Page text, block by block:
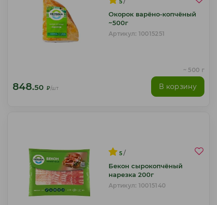
Окорок варёно-копчёный
~500г
Артикул: 10015251
~ 500 г
848.50 ₽/шт В корзину
5 /
Бекон сырокопчёный
нарезка 200г
Артикул: 10015140